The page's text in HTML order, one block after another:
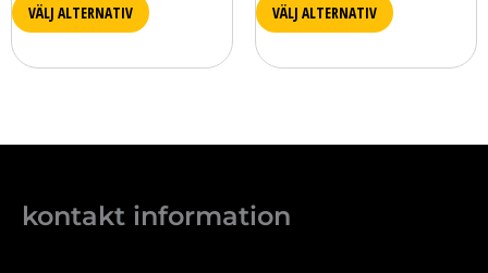
VÄLJ ALTERNATIV VÄLJ ALTERNATIV
kontakt information